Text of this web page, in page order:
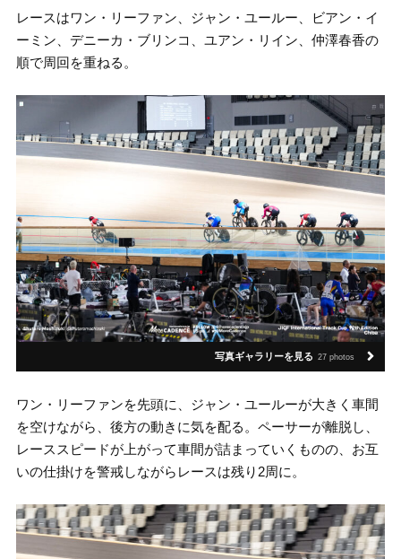
レースはワン・リーファン、ジャン・ユールー、ビアン・イ
ーミン、デニーカ・ブリンコ、ユアン・リイン、仲澤春香の
順で周回を重ねる。
写真ギャラリーを見る 27 photos
ワン・リーファンを先頭に、ジャン・ユールーが大きく車間
を空けながら、後方の動きに気を配る。ペーサーが離脱し、
レーススピードが上がって車間が詰まっていくものの、お互
いの仕掛けを警戒しながらレースは残り2周に。